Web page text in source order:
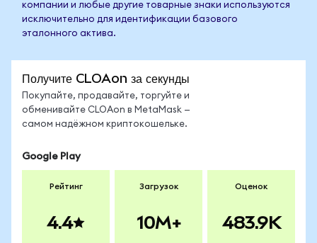
компании и любые другие товарные знаки используются
исключительно для идентификации базового
эталонного актива.
Получите CLOAon за секунды
Покупайте, продавайте, торгуйте и
обменивайте CLOAon в MetaMask —
самом надёжном криптокошельке.
Google Play
Рейтинг
4.4
Загрузок
10M+
Оценок
483.9K